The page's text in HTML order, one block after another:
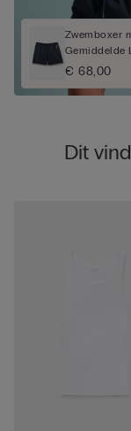
Zwemboxer
Gemiddelde
€ 68,00
Dit